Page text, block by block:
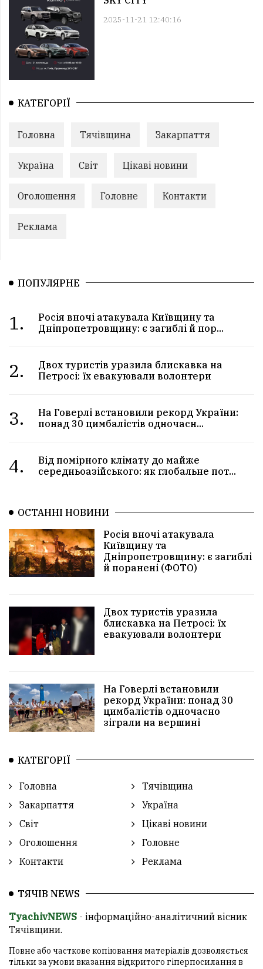
2025-11-21 12:40:16
КАТЕГОРІЇ
Головна Тячівщина Закарпаття
Україна Світ Цікаві новини
Оголошення Головне Контакти
Реклама
ПОПУЛЯРНЕ
1.
Росія вночі атакувала Київщину та
Дніпропетровщину: є загиблі й пор...
2.
Двох туристів уразила блискавка на
Петросі: їх евакуювали волонтери
3.
На Говерлі встановили рекорд України:
понад 30 цимбалістів одночасн...
4.
Від помірного клімату до майже
середньоазійського: як глобальне пот...
ОСТАННІ НОВИНИ
Росія вночі атакувала
Київщину та
Дніпропетровщину: є загиблі
й поранені (ФОТО)
Двох туристів уразила
блискавка на Петросі: їх
евакуювали волонтери
На Говерлі встановили
рекорд України: понад 30
цимбалістів одночасно
зіграли на вершині
КАТЕГОРІЇ
Головна
Тячівщина
Закарпаття
Україна
Світ
Цікаві новини
Оголошення
Головне
Контакти
Реклама
ТЯЧІВ NEWS
TyachivNEWS - інформаційно-аналітичний вісник
Тячівщини.
Повне або часткове копіювання матеріалів дозволяється
тільки за умови вказання відкритого гіперпосилання в